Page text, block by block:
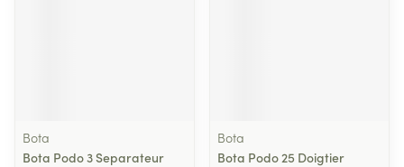
Bota
Bota Podo 3 Separateur
Bota
Bota Podo 25 Doigtier